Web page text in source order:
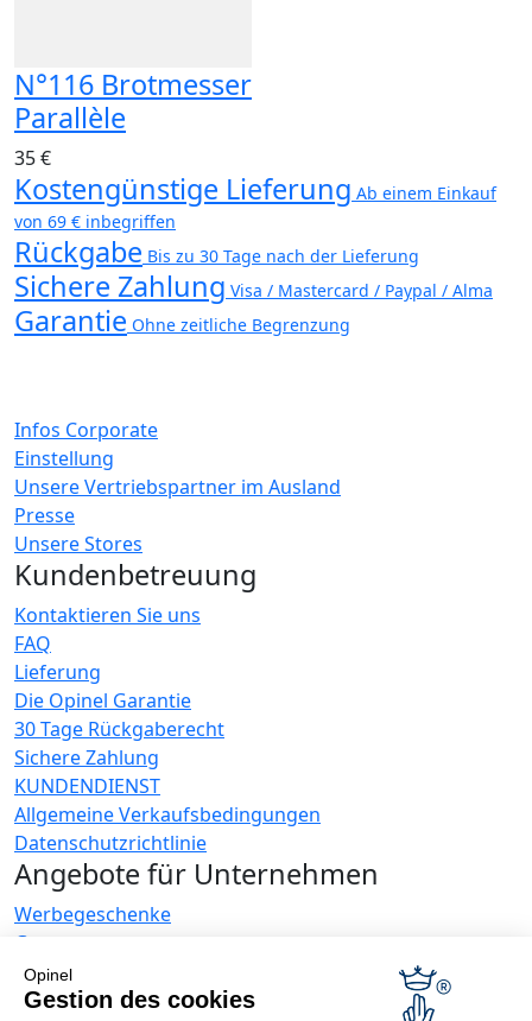
Opinel
Gestion des cookies
N°116 Brotmesser
Parallèle
35 €
Kostengünstige Lieferung Ab einem Einkauf
von 69 € inbegriffen
Rückgabe Bis zu 30 Tage nach der Lieferung
Sichere Zahlung Visa / Mastercard / Paypal / Alma
Garantie Ohne zeitliche Begrenzung
Infos Corporate
Einstellung
Unsere Vertriebspartner im Ausland
Presse
Unsere Stores
Kundenbetreuung
Kontaktieren Sie uns
FAQ
Lieferung
Die Opinel Garantie
30 Tage Rückgaberecht
Sichere Zahlung
KUNDENDIENST
Allgemeine Verkaufsbedingungen
Datenschutzrichtlinie
Angebote für Unternehmen
Werbegeschenke
Gastronome
Opinel News
Neuigkeiten erhalten